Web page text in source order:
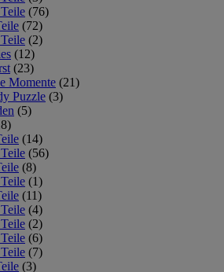
(76)
(72)
(2)
(12)
(23)
Momente (21)
Puzzle (3)
(5)
(14)
(56)
(8)
(1)
(11)
(4)
(2)
(6)
(7)
(3)